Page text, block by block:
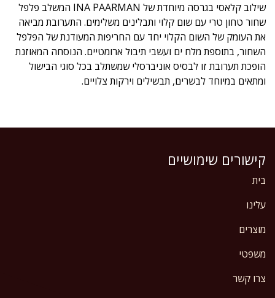
שילוב קלאסי בגרסה מיוחדת של INA PAARMAN המשלב פלפל
שחור טחון טרי עם שום קלוי ותבלינים משלימים. התערובת מביאה
את העומק של השום הקלוי יחד עם החריפות המעודנת של הפלפל
השחור, בתוספת מלח ים ועשבי תיבול ארומטיים. הנוסחה המאוזנת
הופכת תערובת זו לבסיס אוניברסלי שמשתלב בכל סוגי הבישול
ומתאים במיוחד לבשרים, תבשילים וירקות צלויים.
קישורים שימושיים
בית
עלינו
מוצרים
משפטי
צרו קשר